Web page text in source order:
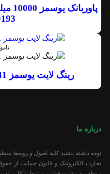
رینگ لایت یوسمز USAMS US-ZB241
درباره ما
توجه داشته باشید کلیه اصول و رویه‏‌ها
تجارت الکترونیک و قانون حمایت از